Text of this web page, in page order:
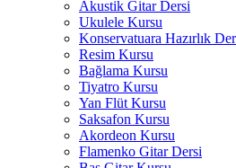
Akustik Gitar Dersi
Ukulele Kursu
Konservatuara Hazırlık
Resim Kursu
Bağlama Kursu
Tiyatro Kursu
Yan Flüt Kursu
Saksafon Kursu
Akordeon Kursu
Flamenko Gitar Dersi